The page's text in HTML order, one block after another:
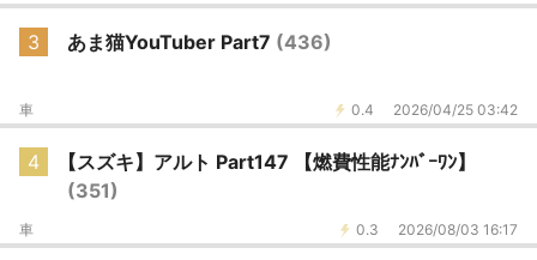
3 あま猫YouTuber Part7 (436)
0.4 2026/04/25 03:42
車
4
【スズキ】アルト Part147 【燃費性能ﾅﾝﾊﾞｰﾜﾝ】
(351)
0.3 2026/08/03 16:17
車